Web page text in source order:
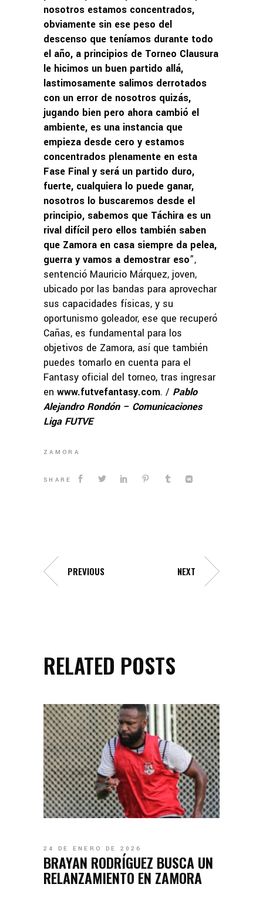
nosotros estamos concentrados,
obviamente sin ese peso del
descenso que teníamos durante todo
el año, a principios de Torneo Clausura
le hicimos un buen partido allá,
lastimosamente salimos derrotados
con un error de nosotros quizás,
jugando bien pero ahora cambió el
ambiente, es una instancia que
empieza desde cero y estamos
concentrados plenamente en esta
Fase Final y será un partido duro,
fuerte, cualquiera lo puede ganar,
nosotros lo buscaremos desde el
principio, sabemos que Táchira es un
rival difícil pero ellos también saben
que Zamora en casa siempre da pelea,
guerra y vamos a demostrar eso”,
sentenció Mauricio Márquez, joven,
ubicado por las bandas para aprovechar
sus capacidades físicas, y su
oportunismo goleador, ese que recuperó
Cañas, es fundamental para los
objetivos de Zamora, así que también
puedes tomarlo en cuenta para el
Fantasy oficial del torneo, tras ingresar
en www.futvefantasy.com. / Pablo
Alejandro Rondón – Comunicaciones
Liga FUTVE
ZAMORA
SHARE
PREVIOUS NEXT
RELATED POSTS
24 DE ENERO DE 2026
BRAYAN RODRÍGUEZ BUSCA UN
RELANZAMIENTO EN ZAMORA